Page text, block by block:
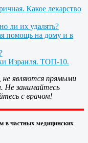
Какое лекарство
ли их удалять?
помощь на дому и в
Израиля. ТОП-10.
не являются прямыми
Не занимайтесь
с врачом!
в частных медицинских